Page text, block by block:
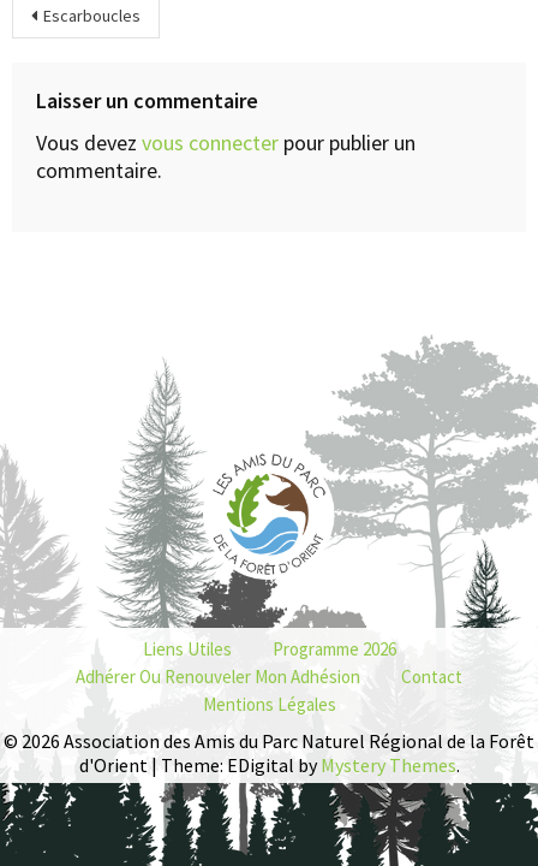
Escarboucles
Laisser un commentaire
Vous devez vous connecter pour publier un
commentaire.
Liens Utiles
Programme 2026
Adhérer Ou Renouveler Mon Adhésion
Contact
Mentions Légales
© 2026 Association des Amis du Parc Naturel Régional de la Forêt
d'Orient | Theme: EDigital byMystery Themes.